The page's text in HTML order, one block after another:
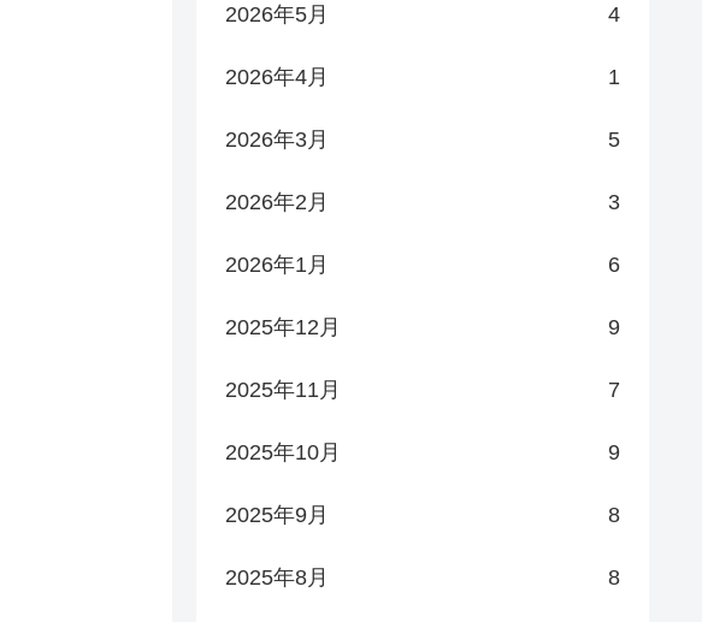
2026年5月 4
2026年4月 1
2026年3月 5
2026年2月 3
2026年1月 6
2025年12月 9
2025年11月 7
2025年10月 9
2025年9月 8
2025年8月 8